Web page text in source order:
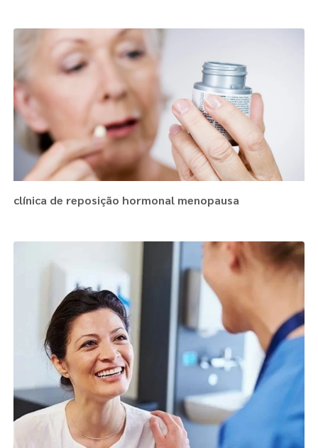
clínica de reposição hormonal menopausa